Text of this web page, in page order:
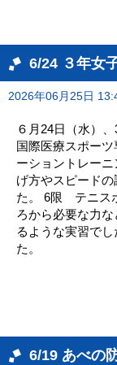
6/24 ３年女
2026年06月25日
６月24日（水）
国際医療スポー
ーショントレー
げ方やスピード
た。 6限 テニス
ろから必要な力
るような実習で
た。
6/19 あべの